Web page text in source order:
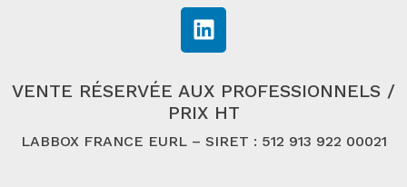
VENTE RÉSERVÉE AUX PROFESSIONNELS /
PRIX HT
LABBOX FRANCE EURL – SIRET : 512 913 922 00021